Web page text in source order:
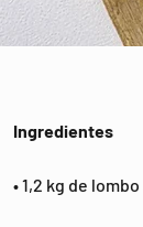
Ingredientes
• 1,2 kg de